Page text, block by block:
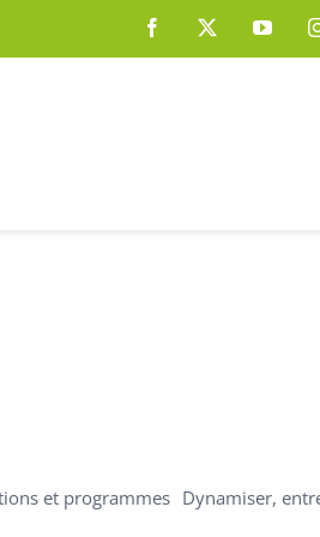
Facebook
et programmes Dynamiser,